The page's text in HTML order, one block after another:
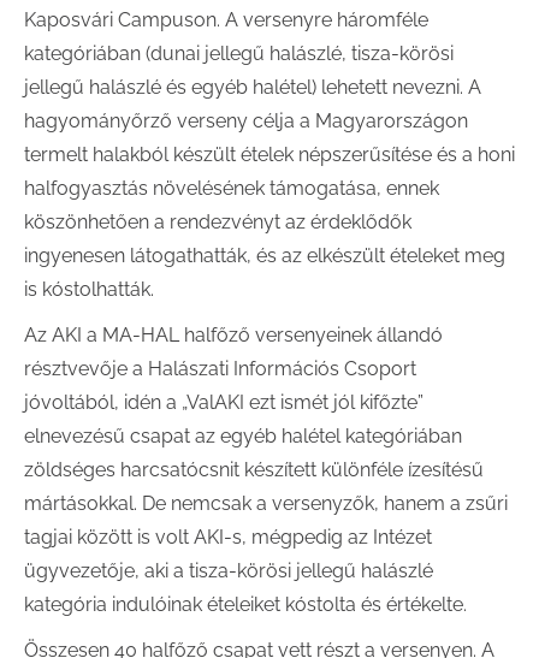
Kaposvári Campuson. A versenyre háromféle
kategóriában (dunai jellegű halászlé, tisza-körösi
jellegű halászlé és egyéb halétel) lehetett nevezni. A
hagyományőrző verseny célja a Magyarországon
termelt halakból készült ételek népszerűsítése és a honi
halfogyasztás növelésének támogatása, ennek
köszönhetően a rendezvényt az érdeklődők
ingyenesen látogathatták, és az elkészült ételeket meg
is kóstolhatták.
Az AKI a MA-HAL halfőző versenyeinek állandó
résztvevője a Halászati Információs Csoport
jóvoltából, idén a „ValAKI ezt ismét jól kifőzte”
elnevezésű csapat az egyéb halétel kategóriában
zöldséges harcsatócsnit készített különféle ízesítésű
mártásokkal. De nemcsak a versenyzők, hanem a zsűri
tagjai között is volt AKI-s, mégpedig az Intézet
ügyvezetője, aki a tisza-körösi jellegű halászlé
kategória indulóinak ételeiket kóstolta és értékelte.
Összesen 40 halfőző csapat vett részt a versenyen. A